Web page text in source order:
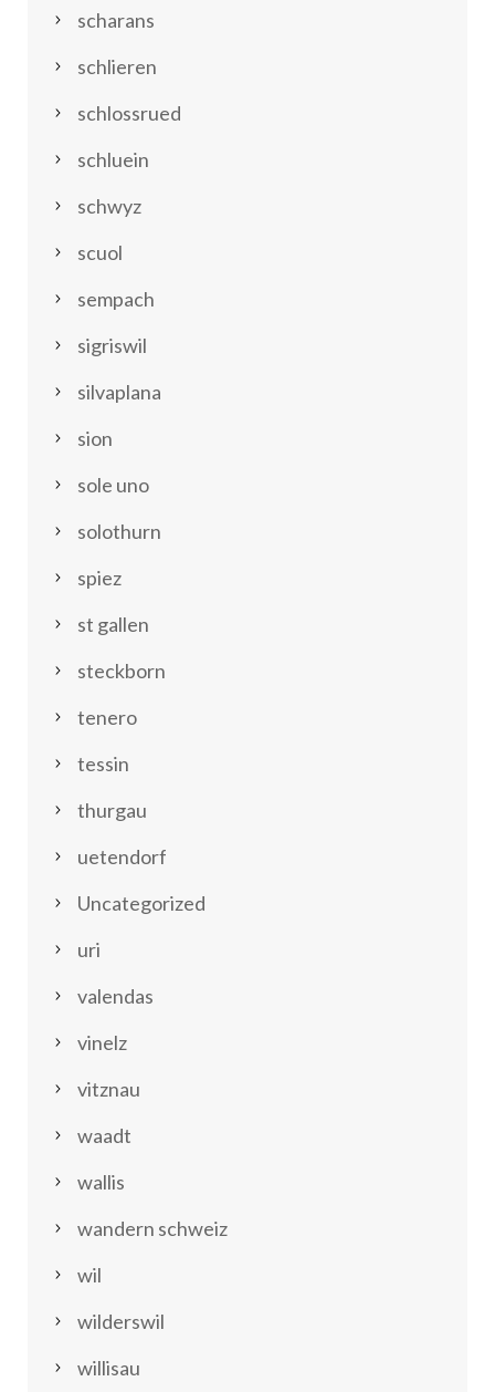
scharans
schlieren
schlossrued
schluein
schwyz
scuol
sempach
sigriswil
silvaplana
sion
sole uno
solothurn
spiez
st gallen
steckborn
tenero
tessin
thurgau
uetendorf
Uncategorized
uri
valendas
vinelz
vitznau
waadt
wallis
wandern schweiz
wil
wilderswil
willisau